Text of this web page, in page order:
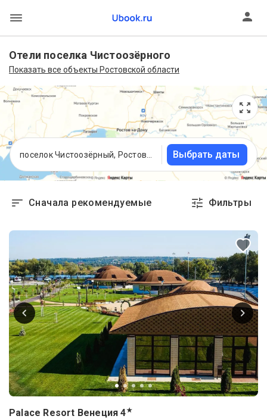
Отели поселка Чистоозёрного
Показать все объекты Ростовской области
Выбрать даты
Сначала рекомендуемые Фильтры
Palace Resort Венеция 4★